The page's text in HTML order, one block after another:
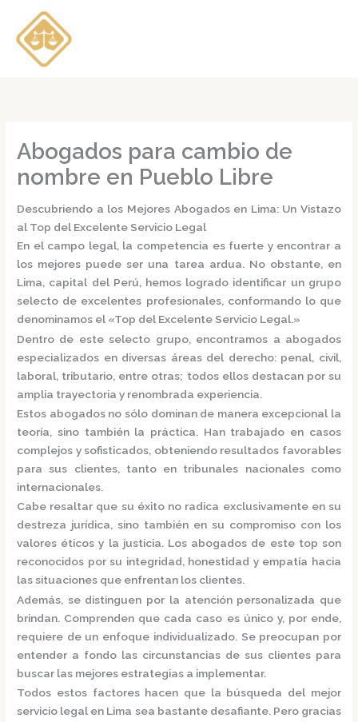
contenido
Abogados para cambio de
nombre en Pueblo Libre
Descubriendo a los Mejores Abogados en Lima: Un Vistazo
al Top del Excelente Servicio Legal
En el campo legal, la competencia es fuerte y encontrar a
los mejores puede ser una tarea ardua. No obstante, en
Lima, capital del Perú, hemos logrado identificar un grupo
selecto de excelentes profesionales, conformando lo que
denominamos el «Top del Excelente Servicio Legal.»
Dentro de este selecto grupo, encontramos a abogados
especializados en diversas áreas del derecho: penal, civil,
laboral, tributario, entre otras; todos ellos destacan por su
amplia trayectoria y renombrada experiencia.
Estos abogados no sólo dominan de manera excepcional la
teoría, sino también la práctica. Han trabajado en casos
complejos y sofisticados, obteniendo resultados favorables
para sus clientes, tanto en tribunales nacionales como
internacionales.
Cabe resaltar que su éxito no radica exclusivamente en su
destreza jurídica, sino también en su compromiso con los
valores éticos y la justicia. Los abogados de este top son
reconocidos por su integridad, honestidad y empatía hacia
las situaciones que enfrentan los clientes.
Además, se distinguen por la atención personalizada que
brindan. Comprenden que cada caso es único y, por ende,
requiere de un enfoque individualizado. Se preocupan por
entender a fondo las circunstancias de sus clientes para
buscar las mejores estrategias a implementar.
Todos estos factores hacen que la búsqueda del mejor
servicio legal en Lima sea bastante desafiante. Pero gracias